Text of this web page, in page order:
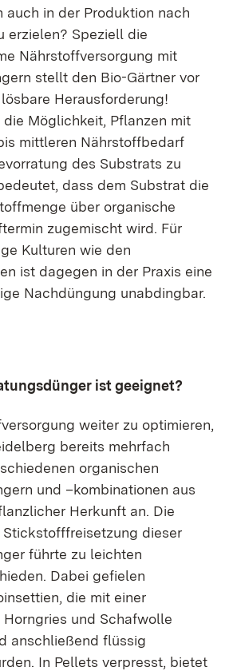
auch in der Produktion nach
erzielen? Speziell die
Nährstoffversorgung mit
stellt den Bio-Gärtner vor
Herausforderung!
Möglichkeit, Pflanzen mit
mittleren Nährstoffbedarf
des Substrats zu
dass dem Substrat die
über organische
zugemischt wird. Für
Kulturen wie den
ist dagegen in der Praxis eine
Nachdüngung unabdingbar.
ist geeignet?
weiter zu optimieren,
bereits mehrfach
organischen
und –kombinationen aus
Herkunft an. Die
dieser
führte zu leichten
Dabei gefielen
die mit einer
und Schafwolle
anschließend flüssig
In Pellets verpresst, bietet